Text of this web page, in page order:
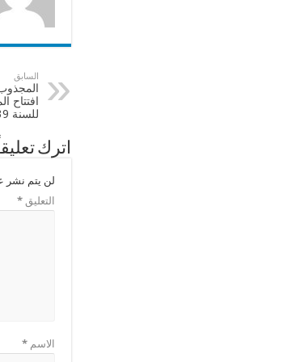
السابق
افتتاح
للسنة 39
اترك
لن يتم نشر
التعليق*
الاسم*